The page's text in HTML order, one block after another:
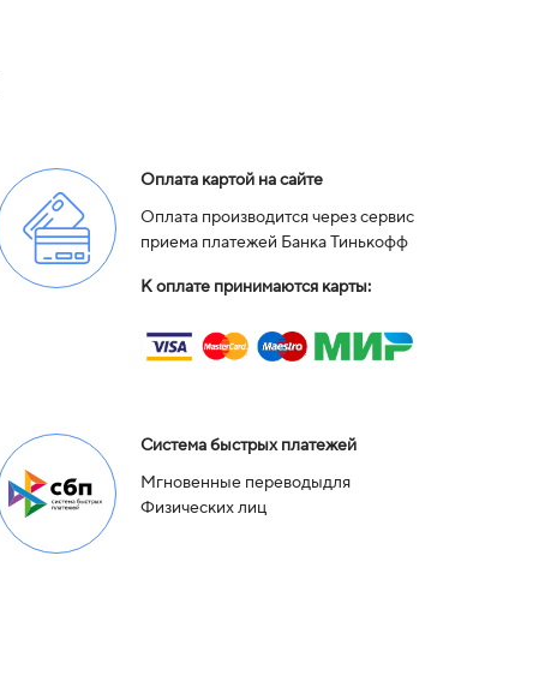
Оплата картой на сайте
Оплата производится через сервис
приема платежей Банка Тинькофф
К оплате принимаются карты:
Система быстрых платежей
Мгновенные переводыдля
Физических лиц